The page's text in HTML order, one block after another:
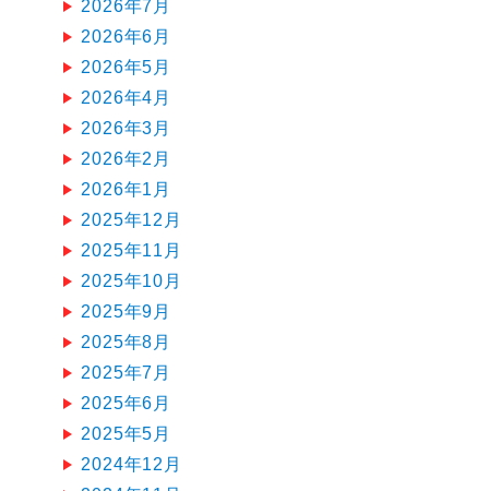
2026年7月
2026年6月
2026年5月
2026年4月
2026年3月
2026年2月
2026年1月
2025年12月
2025年11月
2025年10月
2025年9月
2025年8月
2025年7月
2025年6月
2025年5月
2024年12月